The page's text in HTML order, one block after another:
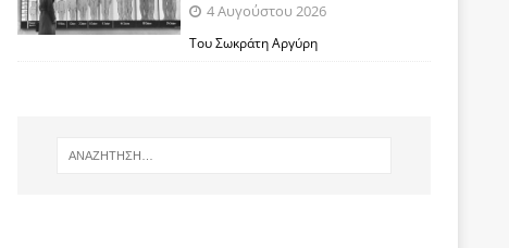
4 Αυγούστου 2026
Του Σωκράτη Αργύρη